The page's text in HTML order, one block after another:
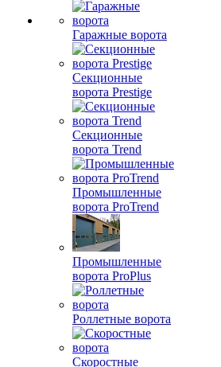
Гаражные ворота
Секционные
ворота Prestige
Секционные
ворота Trend
Промышленные
ворота ProTrend
Промышленные
ворота ProPlus
Роллетные ворота
Скоростные